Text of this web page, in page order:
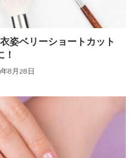
姿ベリーショートカット
！
8月28日